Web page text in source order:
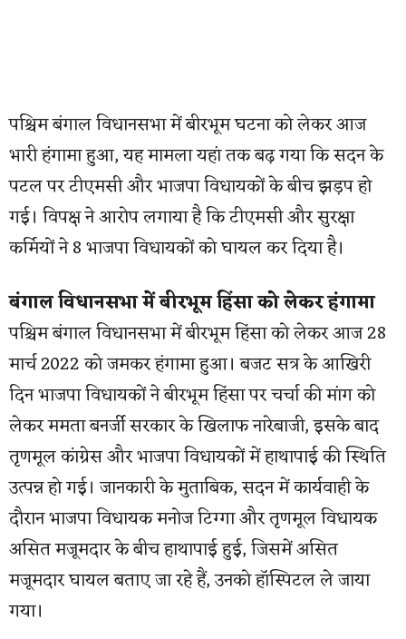
पश्चिम बंगाल विधानसभा में बीरभूम घटना को लेकर आज
भारी हंगामा हुआ, यह मामला यहां तक बढ़ गया कि सदन के
पटल पर टीएमसी और भाजपा विधायकों के बीच झड़प हो
गई। विपक्ष ने आरोप लगाया है कि टीएमसी और सुरक्षा
कर्मियों ने 8 भाजपा विधायकों को घायल कर दिया है।
बंगाल विधानसभा में बीरभूम हिंसा को लेकर हंगामा
पश्चिम बंगाल विधानसभा में बीरभूम हिंसा को लेकर आज 28
मार्च 2022 को जमकर हंगामा हुआ। बजट सत्र के आखिरी
दिन भाजपा विधायकों ने बीरभूम हिंसा पर चर्चा की मांग को
लेकर ममता बनर्जी सरकार के खिलाफ नारेबाजी, इसके बाद
तृणमूल कांग्रेस और भाजपा विधायकों में हाथापाई की स्थिति
उत्पन्न हो गई। जानकारी के मुताबिक, सदन में कार्यवाही के
दौरान भाजपा विधायक मनोज टिग्गा और तृणमूल विधायक
असित मजूमदार के बीच हाथापाई हुई, जिसमें असित
मजूमदार घायल बताए जा रहे हैं, उनको हॉस्पिटल ले जाया
गया।